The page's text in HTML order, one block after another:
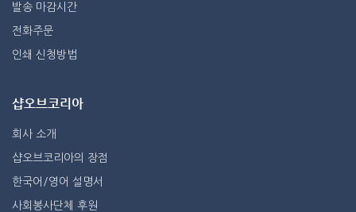
발송 마감시간
전화주문
인쇄 신청방법
샵오브코리아
회사 소개
샵오브코리아의 장점
한국어/영어 설명서
사회봉사단체 후원